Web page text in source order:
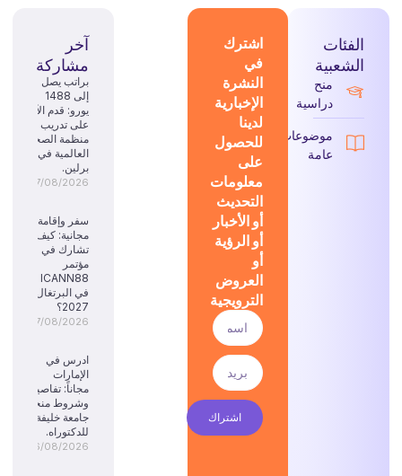
الفئات
الشعبية
منح
دراسية
موضوعات
عامة
اشترك
في
النشرة
الإخبارية
لدينا
للحصول
على
معلومات
التحديث
أو الأخبار
أو الرؤية
أو
العروض
الترويجية
اشتراك
آخر
مشاركة
براتب يصل
إلى 1488
يورو: قدم الآن
على تدريب
منظمة الصحة
العالمية في
برلين.
07/08/2026
سفر وإقامة
مجانية: كيف
تشارك في
مؤتمر
ICANN88
في البرتغال
2027؟
07/08/2026
ادرس في
الإمارات
مجاناً: تفاصيل
وشروط منحة
جامعة خليفة
للدكتوراه.
06/08/2026